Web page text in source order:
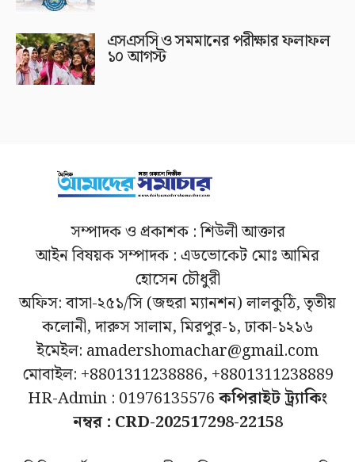
এসএসসি ও সমমানের পরীক্ষার ফলাফল
১০ আগস্ট
সম্পাদক ও প্রকাশক : শিউলী আক্তার
আইন বিষয়ক সম্পাদক : এডভোকেট মোঃ আমির
হোসেন চৌধুরী
অফিস: বাসা-২৫১/সি (জহুরা ম্যানশন) লালকুঠি, তৃতীয়
কলোনী, দারুস সালাম, মিরপুর-১, ঢাকা-১২১৬
ইমেইল: amadershomachar@gmail.com
মোবাইল: +8801311238886, +8801311238889
HR-Admin : 01976135576কপিরাইট ট্র্যাকিং
নম্বর : CRD-202517298-22158